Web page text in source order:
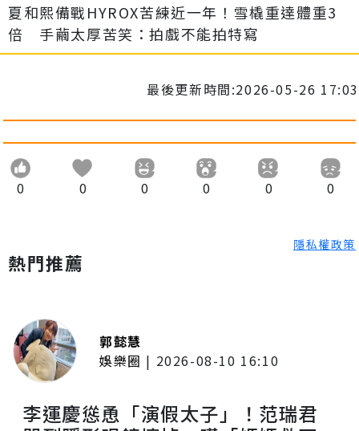
夏和熙備戰HYROX苦練近一年！雪橇重達體重3
倍 手繭太厚苦笑：拍戲不能拍特寫
最後更新時間:2026-05-26 17:03
0 0 0 0 0 0
隱私權政策
熱門推薦
郭懿慧
娛樂圈 | 2026-08-10 16:10
李運慶慫恿「演假太子」！范瑞君